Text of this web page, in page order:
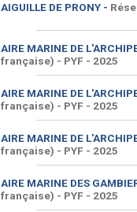
AIGUILLE DE PRONY -
AIRE MARINE DE
française) - PYF - 2025
AIRE MARINE DE
française) - PYF - 2025
AIRE MARINE DE
française) - PYF - 2025
AIRE MARINE DES
française) - PYF - 2025